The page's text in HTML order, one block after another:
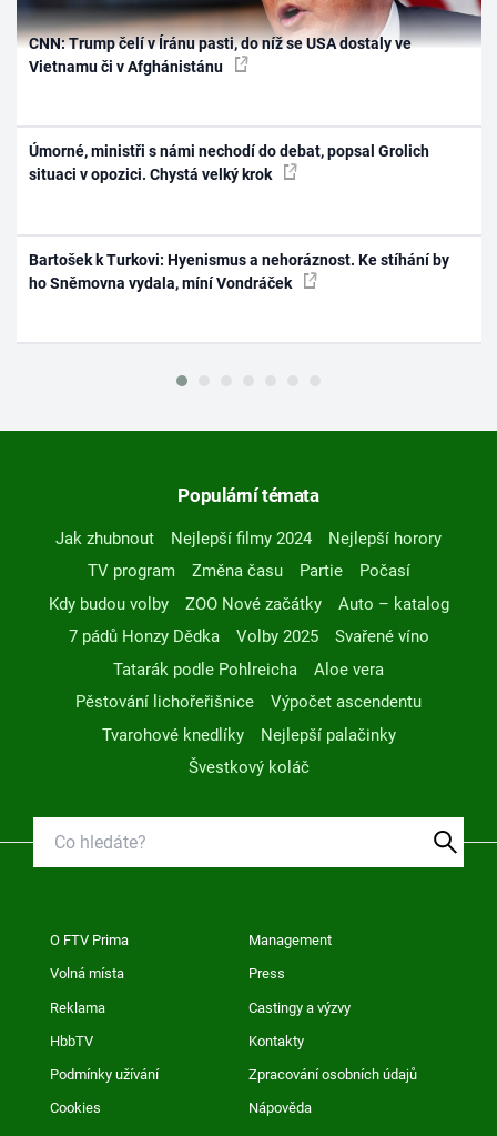
CNN: Trump čelí v Íránu pasti, do níž se USA dostaly ve
Vietnamu či v Afghánistánu
Úmorné, ministři s námi nechodí do debat, popsal Grolich
situaci v opozici. Chystá velký krok
Bartošek k Turkovi: Hyenismus a nehoráznost. Ke stíhání by
ho Sněmovna vydala, míní Vondráček
Populární témata
Jak zhubnout Nejlepší filmy 2024
Nejlepší horory
TV program
Změna času Partie
Počasí
Kdy budou volby
ZOO Nové začátky
Auto – katalog
7 pádů Honzy Dědka
Volby 2025
Svařené víno
Tatarák podle Pohlreicha
Aloe vera
Pěstování lichořeřišnice
Výpočet ascendentu
Tvarohové knedlíky
Nejlepší palačinky
Švestkový koláč
O FTV Prima Management
Volná místa Press
Reklama Castingy a výzvy
HbbTV Kontakty
Podmínky užívání Zpracování osobních údajů
Cookies Nápověda